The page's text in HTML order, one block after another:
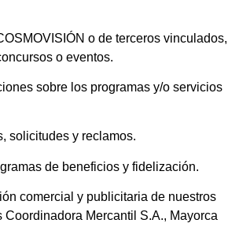
o de terceros vinculados,
o eventos.
sobre los programas y/o servicios
solicitudes y reclamos.
de beneficios y fidelización.
comercial y publicitaria de nuestros
Coordinadora Mercantil S.A., Mayorca